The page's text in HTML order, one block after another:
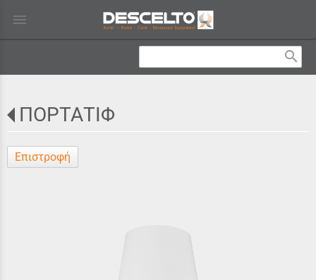
menu
search
ΠΟΡΤΑΤΙΦ
Επιστροφή